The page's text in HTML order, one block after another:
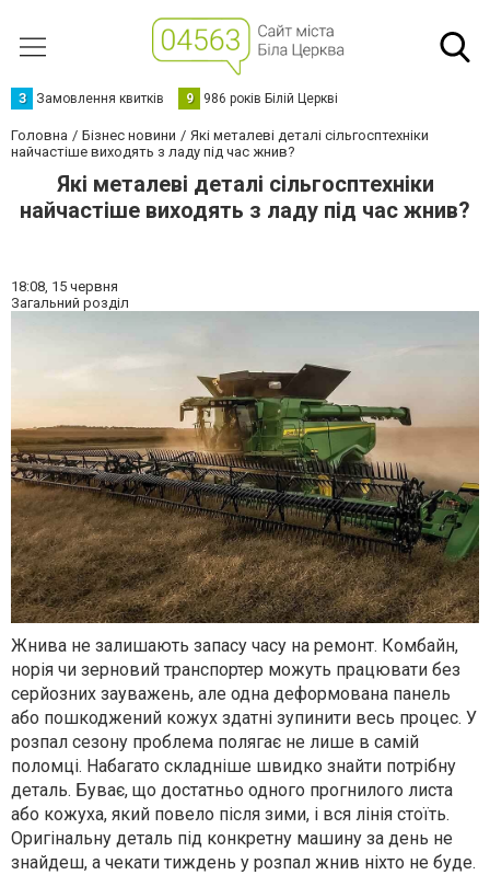
З Замовлення квитків 9 986 років Білій Церкві
Головна Бізнес новини
Які металеві деталі сільгосптехніки
найчастіше виходять з ладу під час жнив?
Які металеві деталі сільгосптехніки
найчастіше виходять з ладу під час жнив?
18:08, 15 червня
Загальний розділ
Жнива не залишають запасу часу на ремонт. Комбайн,
норія чи зерновий транспортер можуть працювати без
серйозних зауважень, але одна деформована панель
або пошкоджений кожух здатні зупинити весь процес. У
розпал сезону проблема полягає не лише в самій
поломці. Набагато складніше швидко знайти потрібну
деталь. Буває, що достатньо одного прогнилого листа
або кожуха, який повело після зими, і вся лінія стоїть.
Оригінальну деталь під конкретну машину за день не
знайдеш, а чекати тиждень у розпал жнив ніхто не буде.